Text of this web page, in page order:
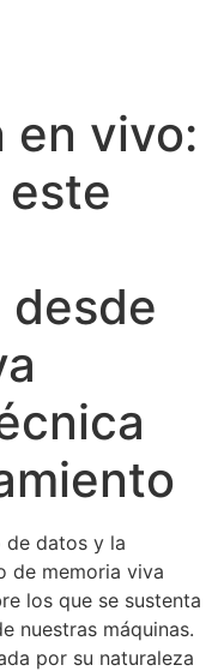
en vivo:
de datos y la
de memoria viva
los que se sustenta
nuestras máquinas.
por su naturaleza